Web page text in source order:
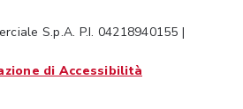
S.p.A. P.I. 04218940155 |
di Accessibilità